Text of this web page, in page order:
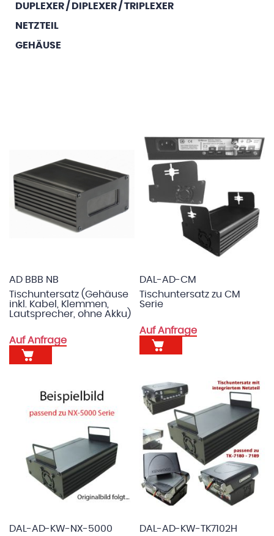
AD BBB NB
Tischuntersatz (Gehäuse
inkl. Kabel, Klemmen,
Lautsprecher, ohne Akku)
Auf Anfrage
DAL-AD-CM
Tischuntersatz zu CM
Serie
Auf Anfrage
DAL-AD-KW-NX-5000
DAL-AD-KW-TK7102H
DUPLEXER / DIPLEXER / TRIPLEXER
NETZTEIL
GEHÄUSE